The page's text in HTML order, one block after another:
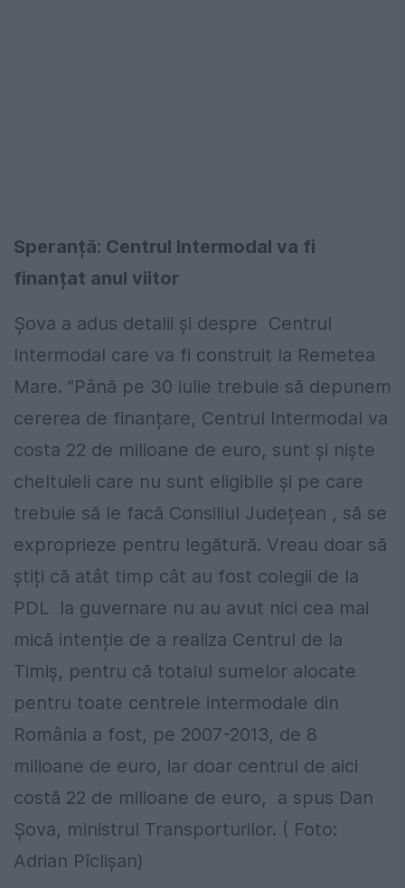
Speranță: Centrul Intermodal va fi
finanțat anul viitor
Șova a adus detalii și despre Centrul
Intermodal care va fi construit la Remetea
Mare. ”Până pe 30 iulie trebuie să depunem
cererea de finanțare, Centrul Intermodal va
costa 22 de milioane de euro, sunt și niște
cheltuieli care nu sunt eligibile și pe care
trebuie să le facă Consiliul Județean , să se
exproprieze pentru legătură. Vreau doar să
știți că atât timp cât au fost colegii de la
PDL la guvernare nu au avut nici cea mai
mică intenție de a realiza Centrul de la
Timiș, pentru că totalul sumelor alocate
pentru toate centrele intermodale din
România a fost, pe 2007-2013, de 8
milioane de euro, iar doar centrul de aici
costă 22 de milioane de euro, a spus Dan
Șova, ministrul Transporturilor. ( Foto:
Adrian Pîclișan)